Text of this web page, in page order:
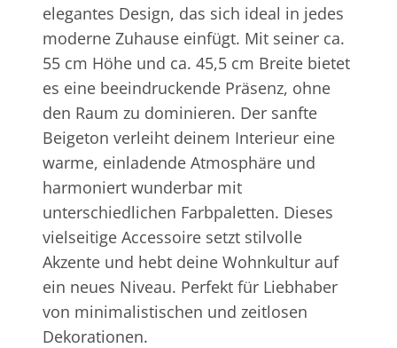
elegantes Design, das sich ideal in jedes
moderne Zuhause einfügt. Mit seiner ca.
55 cm Höhe und ca. 45,5 cm Breite bietet
es eine beeindruckende Präsenz, ohne
den Raum zu dominieren. Der sanfte
Beigeton verleiht deinem Interieur eine
warme, einladende Atmosphäre und
harmoniert wunderbar mit
unterschiedlichen Farbpaletten. Dieses
vielseitige Accessoire setzt stilvolle
Akzente und hebt deine Wohnkultur auf
ein neues Niveau. Perfekt für Liebhaber
von minimalistischen und zeitlosen
Dekorationen.